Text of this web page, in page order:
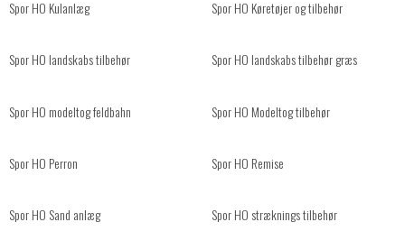
Spor HO Kulanlæg Spor HO Køretøjer og tilbehør
Spor HO landskabs tilbehør Spor HO landskabs tilbehør græs
Spor HO modeltog feldbahn Spor HO Modeltog tilbehør
Spor HO Perron Spor HO Remise
Spor HO Sand anlæg Spor HO stræknings tilbehør